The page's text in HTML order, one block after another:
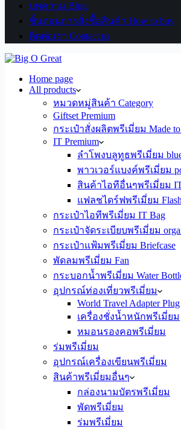
บทความ Blog
ขั้นตอนการสั่งซื้อสินค้า How to buy
ติดต่อเรา Contact us
Home page
All products
หมวดหมู่สินค้า Category
Giftset Premium
กระเป๋าสั่งผลิตพรีเมี่ยม Made to
IT Premium
ลำโพงบลูทูธพรีเมี่ยม
พาวเวอร์แบงค์พรีเมี่ยม
สินค้าไอทีอื่นๆพรีเมี่ยม
แฟลชไดร์ฟพรีเมี่ยม
กระเป๋าไอทีพรีเมี่ยม IT Bag
กระเป๋าจัดระเบียบพรีเมี่ยม
กระเป๋าแฟ้มพรีเมี่ยม Briefcase
พัดลมพรีเมี่ยม Fan
กระบอกน้ำพรีเมี่ยม Water
อุปกรณ์ท่องเที่ยวพรีเมี่ยม
World Travel Adapter Plug
เครื่องชั่งน้ำหนักพรีเมี่ยม
หมอนรองคอพรีเมี่ยม
ร่มพรีเมี่ยม
อุปกรณ์เครื่องเขียนพรีเมี่ยม
สินค้าพรีเมี่ยมอื่นๆ
กล่องนามบัตรพรีเมี่ยม
พัดพรีเมี่ยม
ร่มพรีเมี่ยม